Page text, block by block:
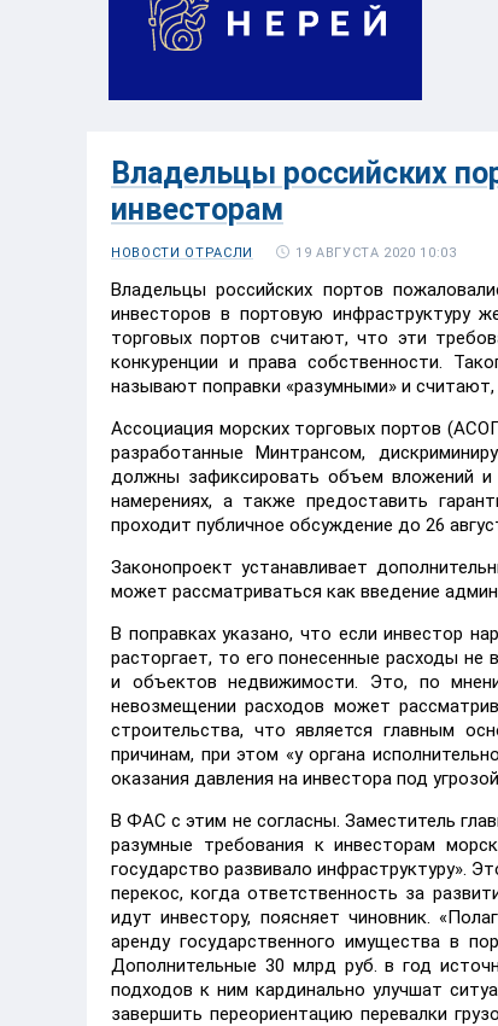
Владельцы российских
инвесторам
НОВОСТИ ОТРАСЛИ 19 АВГУСТА 2020 10:03
Владельцы российских портов
инвесторов в портовую инфраструктуру
торговых портов считают, что эти
конкуренции и права собственности.
называют поправки «разумными» и
Ассоциация морских торговых портов
разработанные Минтрансом,
должны зафиксировать объем вложений
намерениях, а также предоставить
проходит публичное обсуждение до 26
Законопроект устанавливает
может рассматриваться как введение
В поправках указано, что если инвестор
расторгает, то его понесенные расходы
и объектов недвижимости. Это, по
невозмещении расходов может
строительства, что является главным
причинам, при этом «у органа
оказания давления на инвестора под
В ФАС с этим не согласны. Заместитель
разумные требования к инвесторам
государство развивало инфраструктуру».
перекос, когда ответственность за
идут инвестору, поясняет чиновник.
аренду государственного имущества в
Дополнительные 30 млрд руб. в год
подходов к ним кардинально улучшат
завершить переориентацию перевалки